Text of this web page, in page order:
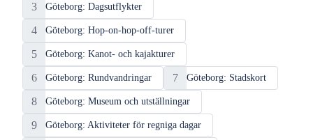
3 Göteborg: Dagsutflykter
4 Göteborg: Hop-on-hop-off-turer
5 Göteborg: Kanot- och kajakturer
6 Göteborg: Rundvandringar 7 Göteborg: Stadskort
8 Göteborg: Museum och utställningar
9 Göteborg: Aktiviteter för regniga dagar